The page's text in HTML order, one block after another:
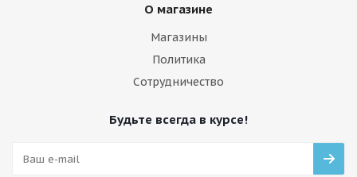
О магазине
Магазины
Политика
Сотрудничество
Будьте всегда в курсе!